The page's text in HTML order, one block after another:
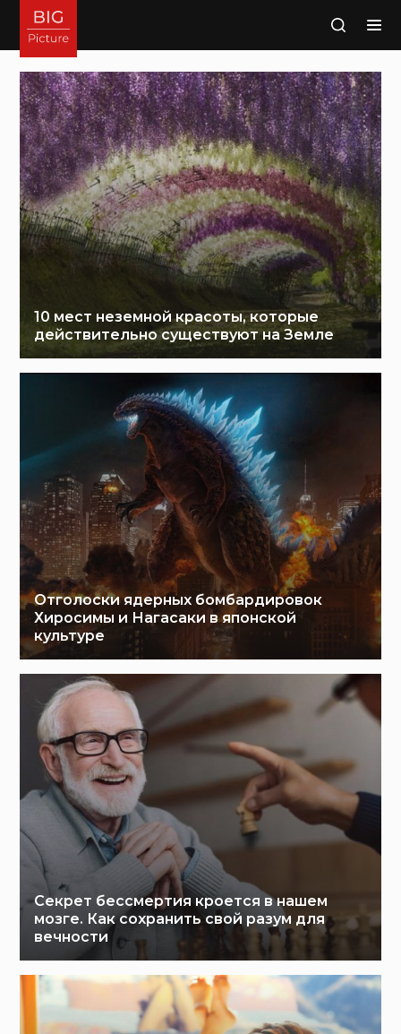
Поиск
БигПикча
НОВОСТИ
В
ФОТОГРАФИЯХ
10 мест неземной красоты, которые
действительно существуют на Земле
Отголоски ядерных бомбардировок
Хиросимы и Нагасаки в японской
культуре
Секрет бессмертия кроется в нашем
мозге. Как сохранить свой разум для
вечности